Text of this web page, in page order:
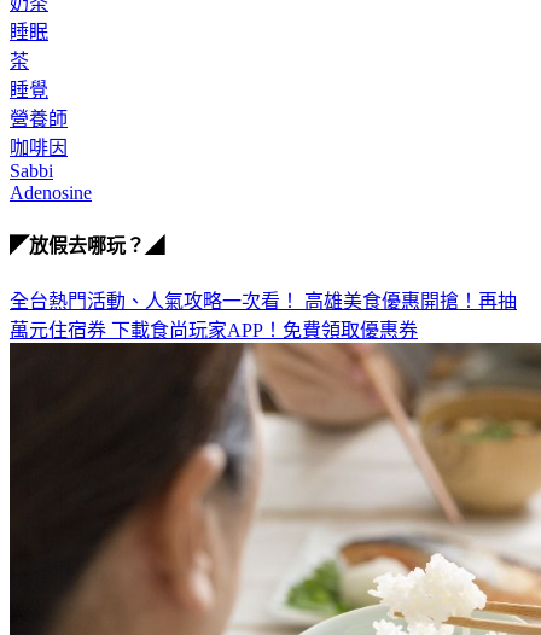
睡眠
茶
睡覺
營養師
咖啡因
Sabbi
Adenosine
◤放假去哪玩？◢
全台熱門活動、人氣攻略一次看！ 高雄美食優惠開搶！再抽
萬元住宿券 下載食尚玩家APP！免費領取優惠券